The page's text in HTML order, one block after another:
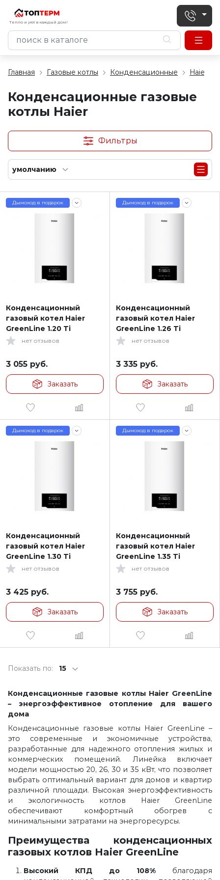
Тепло и уют в каждый дом!
Главная Газовые котлы Конденсационные Haier
Конденсационные газовые
котлы Haier
Фильтры
умолчанию
Дымоход в подарок
Конденсационный
газовый котел Haier
GreenLine 1.20 Ti
нет отзывов
3 055 руб.
Заказать
Дымоход в подарок
Конденсационный
газовый котел Haier
GreenLine 1.26 Ti
нет отзывов
3 335 руб.
Заказать
Дымоход в подарок
Конденсационный
газовый котел Haier
GreenLine 1.30 Ti
нет отзывов
3 425 руб.
Заказать
Дымоход в подарок
Конденсационный
газовый котел Haier
GreenLine 1.35 Ti
нет отзывов
3 755 руб.
Заказать
Показать по: 15
Конденсационные газовые котлы Haier GreenLine
– энергоэффективное отопление для вашего
дома
Конденсационные газовые котлы Haier GreenLine –
это современные и экономичные устройства,
разработанные для надежного отопления жилых и
коммерческих помещений. Линейка включает
модели мощностью 20, 26, 30 и 35 кВт, что позволяет
выбрать оптимальный вариант для домов и квартир
различной площади. Высокая энергоэффективность
и экологичность котлов Haier GreenLine
обеспечивают комфортный обогрев с
минимальными затратами на энергоресурсы.
Преимущества конденсационных
газовых котлов Haier GreenLine
Высокий КПД до 108% благодаря